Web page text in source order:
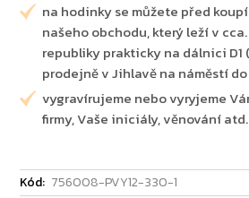
na hodinky se můžete před
našeho obchodu, který leží v
republiky prakticky na dálnici D1
prodejně v Jihlavě na náměstí do
vygravírujeme nebo vyryjeme
firmy, Vaše iniciály, věnování atd.
Kód: 756008-PVY12-330-1